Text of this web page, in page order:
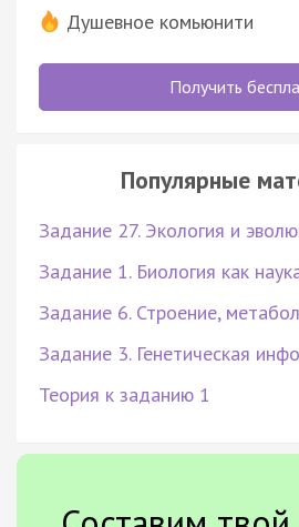
Душевное комьюнити
Получить
Популярные
Задание 27. Экология и
Задание 1. Биология как
Задание 6. Строение,
Задание 3. Генетическая
Теория к заданию 1